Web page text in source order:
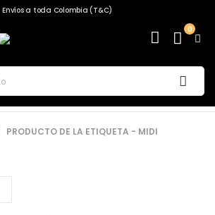
Envíos a toda Colombia (T&C)
0
PRODUCTO DE LA ETIQUETA - MIDI